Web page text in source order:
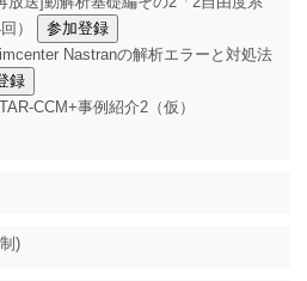
）
参加登録
Nastranの解析エラーと対処法
録
CCM+事例紹介2（仮）
)